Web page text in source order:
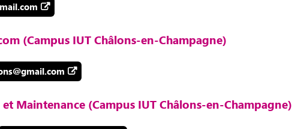
(Campus IUT Châlons-en-Champagne)
Maintenance (Campus IUT Châlons-en-Champagne)